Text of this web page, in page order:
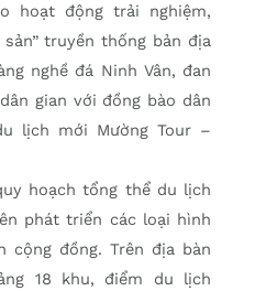
hoạt động trải nghiệm,
truyền thống bản địa
nghề đá Ninh Vân, đan
gian với đồng bào dân
lịch mới Mường Tour –
hoạch tổng thể du lịch
phát triển các loại hình
đồng. Trên địa bàn
18 khu, điểm du lịch